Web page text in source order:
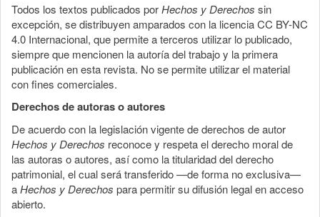
Todos los textos publicados porHechos y Derechos sin
excepción, se distribuyen amparados con la licencia CC BY-NC
4.0 Internacional, que permite a terceros utilizar lo publicado,
siempre que mencionen la autoría del trabajo y la primera
publicación en esta revista. No se permite utilizar el material
con fines comerciales.
Derechos de autoras o autores
De acuerdo con la legislación vigente de derechos de autor
Hechos y Derechos reconoce y respeta el derecho moral de
las autoras o autores, así como la titularidad del derecho
patrimonial, el cual será transferido —de forma no exclusiva—
aHechos y Derechos para permitir su difusión legal en acceso
abierto.